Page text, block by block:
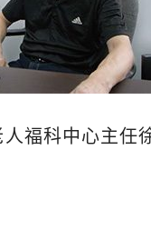
福科中心主任